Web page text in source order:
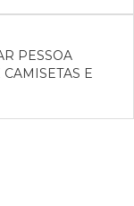
PESSOA
E